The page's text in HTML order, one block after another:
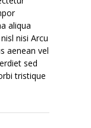
aliqua
nisi Arcu
aenean vel
sed
tristique